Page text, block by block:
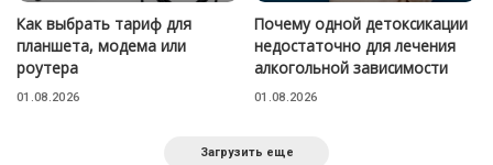
Как выбрать тариф для
планшета, модема или
роутера
01.08.2026
Почему одной детоксикации
недостаточно для лечения
алкогольной зависимости
01.08.2026
Загрузить еще